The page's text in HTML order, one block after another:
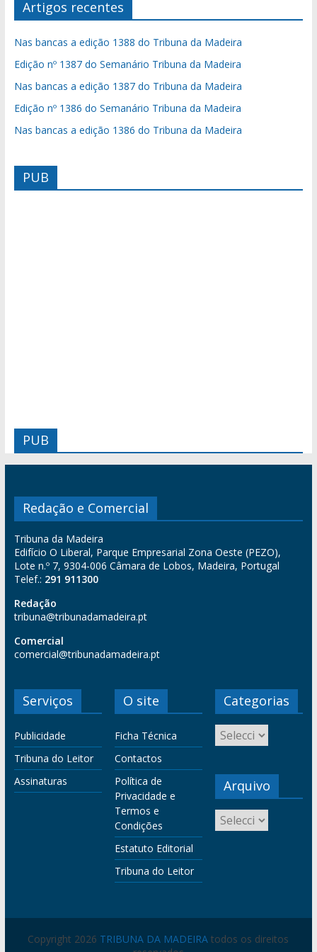
Artigos recentes
Nas bancas a edição 1388 do Tribuna da Madeira
Edição nº 1387 do Semanário Tribuna da Madeira
Nas bancas a edição 1387 do Tribuna da Madeira
Edição nº 1386 do Semanário Tribuna da Madeira
Nas bancas a edição 1386 do Tribuna da Madeira
PUB
PUB
Redação e Comercial
Tribuna da Madeira
Edifício O Liberal, Parque Empresarial Zona Oeste (PEZO),
Lote n.º 7, 9304-006 Câmara de Lobos, Madeira, Portugal
Telef.: 291 911300
Redação
tribuna@tribunadamadeira.pt
Comercial
comercial@tribunadamadeira.pt
Serviços
Publicidade
Tribuna do Leitor
Assinaturas
O site
Ficha Técnica
Contactos
Política de
Privacidade e
Termos e
Condições
Estatuto Editorial
Tribuna do Leitor
Categorias
Arquivo
Copyright 2026 TRIBUNA DA MADEIRA todos os direitos